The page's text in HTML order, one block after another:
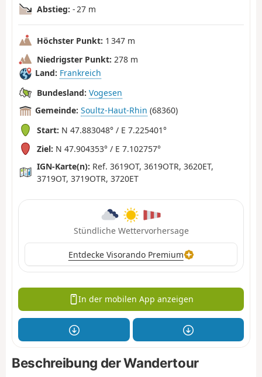
Abstieg: - 27 m
Höchster Punkt: 1 347 m
Niedrigster Punkt: 278 m
Land: Frankreich
Bundesland: Vogesen
Gemeinde: Soultz-Haut-Rhin (68360)
Start: N 47.883048° / E 7.225401°
Ziel: N 47.904353° / E 7.102757°
IGN-Karte(n): Ref. 3619OT, 3619OTR, 3620ET,
3719OT, 3719OTR, 3720ET
Stündliche Wettervorhersage
Entdecke Visorando Premium
In der mobilen App anzeigen
Beschreibung der Wandertour